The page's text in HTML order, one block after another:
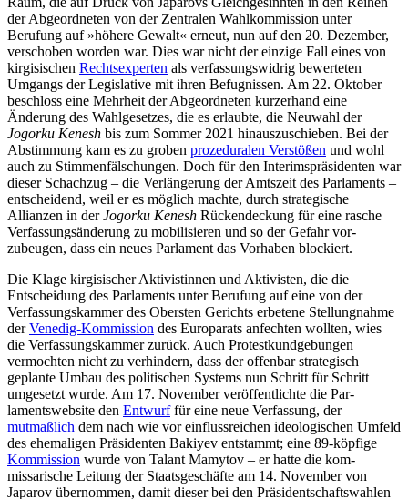
der Abgeordneten von der Zentralen Wahlkommission unter
Berufung auf »höhere Gewalt« erneut, nun auf den 20. Dezember,
verschoben worden war. Dies war nicht der einzige Fall eines von
kirgisi­schen Rechtsexperten als ver­fassungswidrig bewerteten
Umgangs der Legislative mit ihren Befugnissen. Am 22. Ok­tober
beschloss eine Mehrheit der Abgeordneten kurzerhand eine
Änderung des Wahlgesetzes, die es erlaubte, die Neu­wahl der
Jogorku Kenesh bis zum Sommer 2021 hinauszuschieben. Bei der
Abstimmung kam es zu groben prozeduralen Verstößen und wohl
auch zu Stimmenfälschungen. Doch für den Interimspräsidenten war
dieser Schachzug – die Verlängerung der Amtszeit des Parlaments –
entscheidend, weil er es möglich machte, durch strategische
Allianzen in derJogorku Kenesh Rücken­deckung für eine rasche
Verfassungsänderung zu mobilisieren und so der Gefahr vor­
zubeugen, dass ein neues Parlament das Vorhaben blockiert.
Die Klage kirgisischer Aktivistinnen und Aktivisten, die die
Entscheidung des Parla­ments unter Berufung auf eine von der
Verfassungskammer des Obersten Gerichts erbetene Stellungnahme
derVenedig-Kom­mission des Europarats anfechten wollten, wies
die Verfassungskammerzurück. Auch Protestkundgebungen
vermochten nicht zu verhindern, dass der offenbar strategisch
geplante Umbau des politischen Systems nun Schritt für Schritt
umgesetzt wurde. Am 17. November veröffentlichte die Par­
lamentswebsite den Entwurffür eine neue Verfassung, der
mutmaßlich dem nach wie vor einflussreichen ideologischen Umfeld
des ehemaligen Präsidenten Bakiyev ent­stammt; eine 89-köpfige
Kommission wurde von Talant Mamytov – er hatte die kom­
missarische Leitung der Staatsgeschäfte am 14. November von
Japarov übernommen, damit dieser bei den Präsidentschaftswahlen